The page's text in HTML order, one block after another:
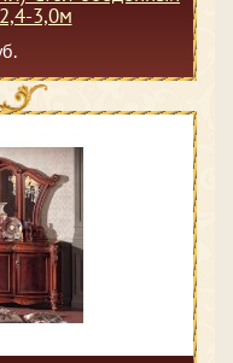
3,0м